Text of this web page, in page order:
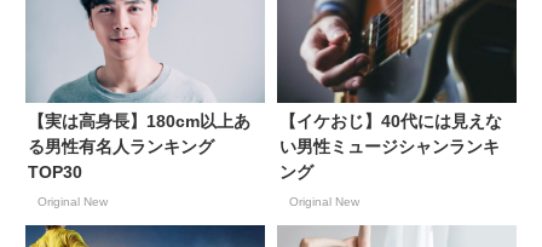
【実は高身長】180cm以上あ
る男性有名人ランキング
TOP30
Original New
【イケおじ】40代には見えな
い男性ミュージシャンランキ
ング
Original New